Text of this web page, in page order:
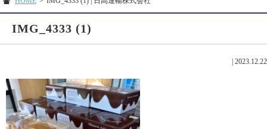
IMG_4333 (1)
| 2023.12.22